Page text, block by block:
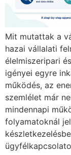
Mit mutattak a
hazai vállalati
élelmiszeripari
igényei egyre
működés, az
szemlélet már
mindennapi
folyamatoknál